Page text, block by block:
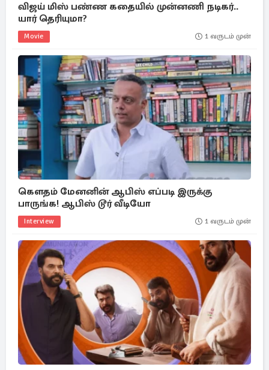
விஜய் மிஸ் பண்ண கதையில் முன்னணி நடிகர்..
யார் தெரியுமா?
Movie 1 வருடம் முன்
கௌதம் மேனனின் ஆபிஸ் எப்படி இருக்கு
பாருங்க! ஆபிஸ் டூர் வீடியோ
Interview 1 வருடம் முன்